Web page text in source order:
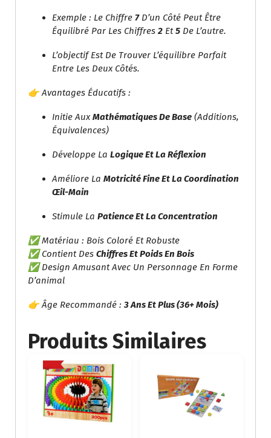
Exemple : Le Chiffre 7D’un Côté Peut Être
Équilibré Par Les Chiffres 2 Et5 De L’autre.
L’objectif Est De Trouver L’équilibre Parfait
Entre Les Deux Côtés.
👉 Avantages Éducatifs :
Initie Aux Mathématiques De Base (additions,
Équivalences)
Développe La Logique Et La Réflexion
Améliore La Motricité Fine Et La Coordination
Œil-Main
Stimule La Patience Et La Concentration
✅ Matériau : Bois Coloré Et Robuste
✅ Contient Des Chiffres Et Poids En Bois
✅ Design Amusant Avec Un Personnage En Forme
D’animal
👉 Âge Recommandé :3 Ans Et Plus (36+ Mois)
Produits Similaires